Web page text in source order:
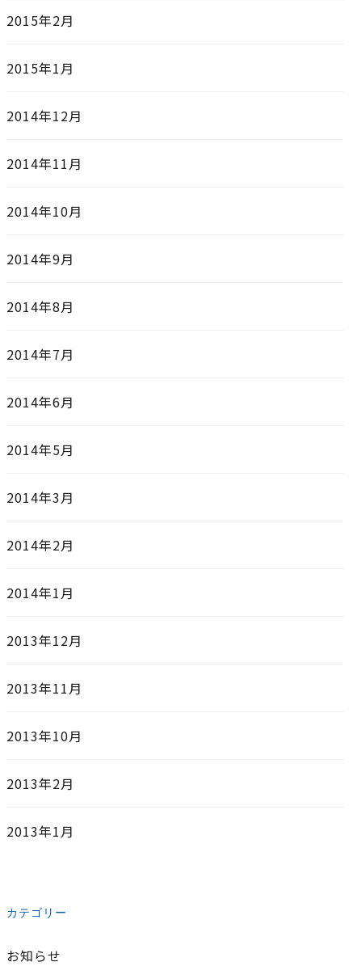
2015年2月
2015年1月
2014年12月
2014年11月
2014年10月
2014年9月
2014年8月
2014年7月
2014年6月
2014年5月
2014年3月
2014年2月
2014年1月
2013年12月
2013年11月
2013年10月
2013年2月
2013年1月
カテゴリー
お知らせ